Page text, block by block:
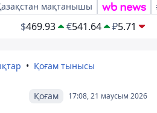
мақтанышы
$469.93 €541.64 ₽5.71
Қоғам тынысы
17:08, 21 маусым 2026
Қоғам